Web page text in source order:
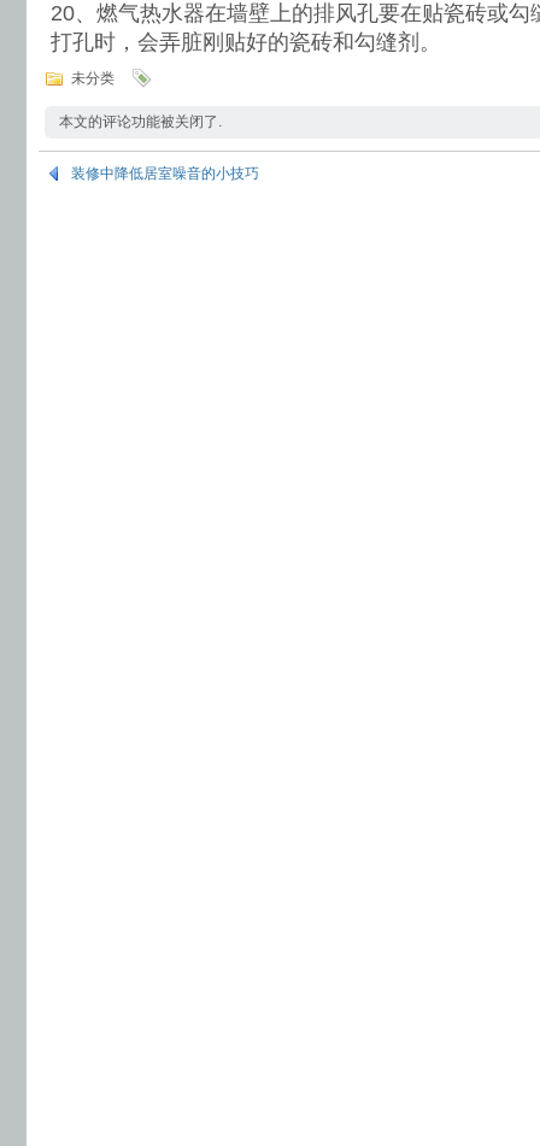
20、燃气热水器在墙壁上的排风孔要在贴瓷砖或
打孔时，会弄脏刚贴好的瓷砖和勾缝剂。
未分类
本文的评论功能被关闭了.
装修中降低居室噪音的小技巧